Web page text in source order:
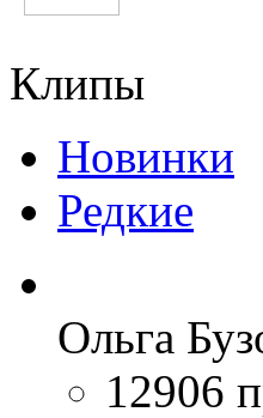
Клипы
Новинки
Редкие
Ольга
12906